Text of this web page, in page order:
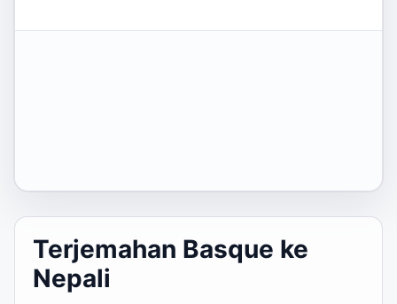
Terjemahan Basque ke
Nepali